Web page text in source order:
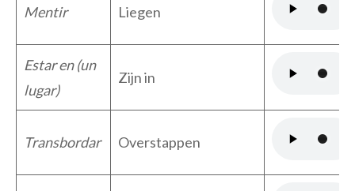
Mentir Liegen
Estar en (un
lugar)
Zijn in
Transbordar Overstappen